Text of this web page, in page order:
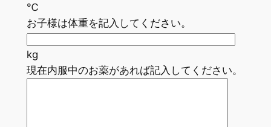
℃
お子様は体重を記入してください。
kg
現在内服中のお薬があれば記入してください。